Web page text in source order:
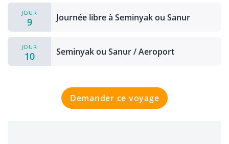
JOUR
9 Journée libre à Seminyak ou Sanur
JOUR
10 Seminyak ou Sanur / Aeroport
Demander ce voyage